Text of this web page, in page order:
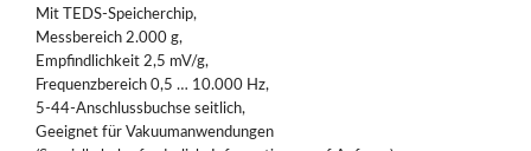
Mit TEDS-Speicherchip,
Messbereich 2.000 g,
Empfindlichkeit 2,5 mV/g,
Frequenzbereich 0,5 … 10.000 Hz,
5-44-Anschlussbuchse seitlich,
Geeignet für Vakuumanwendungen